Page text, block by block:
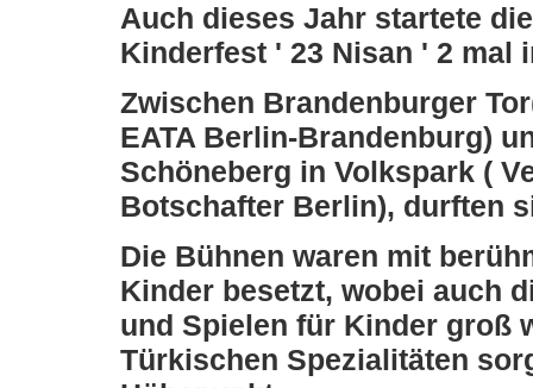
Auch dieses Jahr startete
Kinderfest ' 23 Nisan ' 2 mal
Zwischen Brandenburger
EATA Berlin-Brandenburg)
Schöneberg in Volkspark (
Botschafter Berlin), durften
Die Bühnen waren mit
Kinder besetzt, wobei auch
und Spielen für Kinder groß
Türkischen Spezialitäten